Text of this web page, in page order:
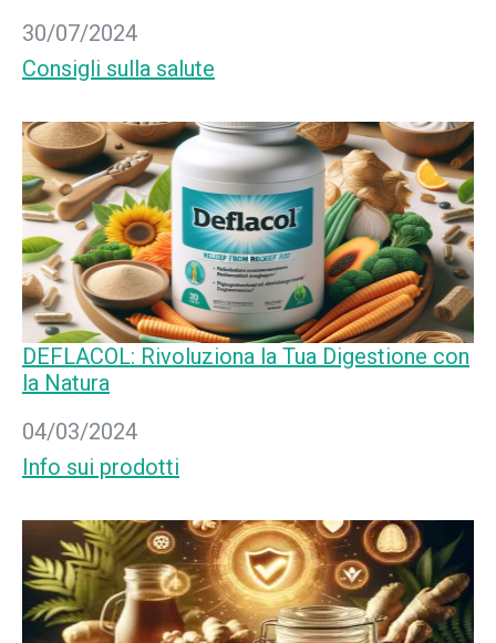
Data
30/07/2024
In relazione a
Consigli sulla salute
DEFLACOL: Rivoluziona la Tua Digestione con
la Natura
Data
04/03/2024
In relazione a
Info sui prodotti